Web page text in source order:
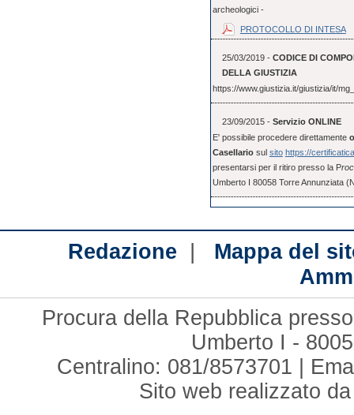
archeologici -
PROTOCOLLO DI INTESA
25/03/2019 - CODICE DI
DELLA GIUSTIZIA
https://www.giustizia.it/giustizia/it/
23/09/2015 - Servizio ONLINE
E' possibile procedere direttamente
Casellario sul sito https://
presentarsi per il ritiro presso la P
Umberto I 80058 Torre Annunziata
Redazione | Mappa del
Procura della Repubblica
Umberto I -
Centralino: 081/8573701 |
Sito web realizzato